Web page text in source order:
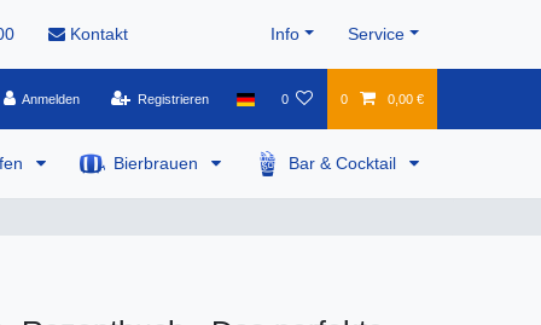
Kontakt Info Service
Anmelden Registrieren 0 0 0,00 €
Bierbrauen Bar & Cocktail